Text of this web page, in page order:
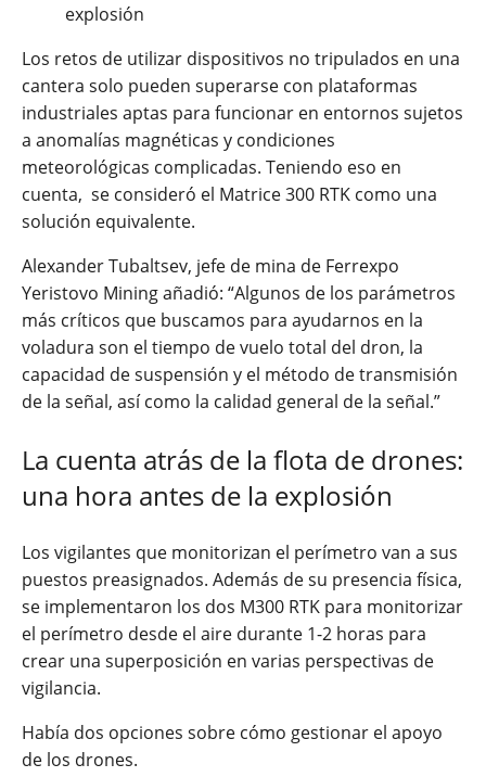
explosión
Los retos de utilizar dispositivos no tripulados en una
cantera solo pueden superarse con plataformas
industriales aptas para funcionar en entornos sujetos
a anomalías magnéticas y condiciones
meteorológicas complicadas. Teniendo eso en
cuenta, se consideró el Matrice 300 RTK como una
solución equivalente.
Alexander Tubaltsev, jefe de mina de Ferrexpo
Yeristovo Mining añadió: “Algunos de los parámetros
más críticos que buscamos para ayudarnos en la
voladura son el tiempo de vuelo total del dron, la
capacidad de suspensión y el método de transmisión
de la señal, así como la calidad general de la señal.”
La cuenta atrás de la flota de drones:
una hora antes de la explosión
Los vigilantes que monitorizan el perímetro van a sus
puestos preasignados. Además de su presencia física,
se implementaron los dos M300 RTK para monitorizar
el perímetro desde el aire durante 1-2 horas para
crear una superposición en varias perspectivas de
vigilancia.
Había dos opciones sobre cómo gestionar el apoyo
de los drones.